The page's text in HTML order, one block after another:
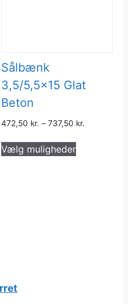
Sålbænk
3,5/5,5×15 Glat
Beton
472,50 kr. –737,50 kr.
Vælg muligheder
Dette
vare